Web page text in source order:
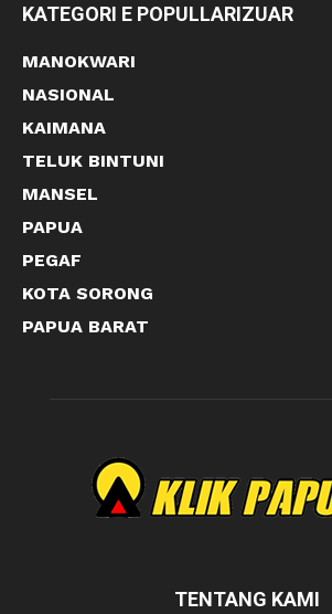
KATEGORI E POPULLARIZUAR
MANOKWARI
NASIONAL
KAIMANA
TELUK BINTUNI
MANSEL
PAPUA
PEGAF
KOTA SORONG
PAPUA BARAT
TENTANG KAMI